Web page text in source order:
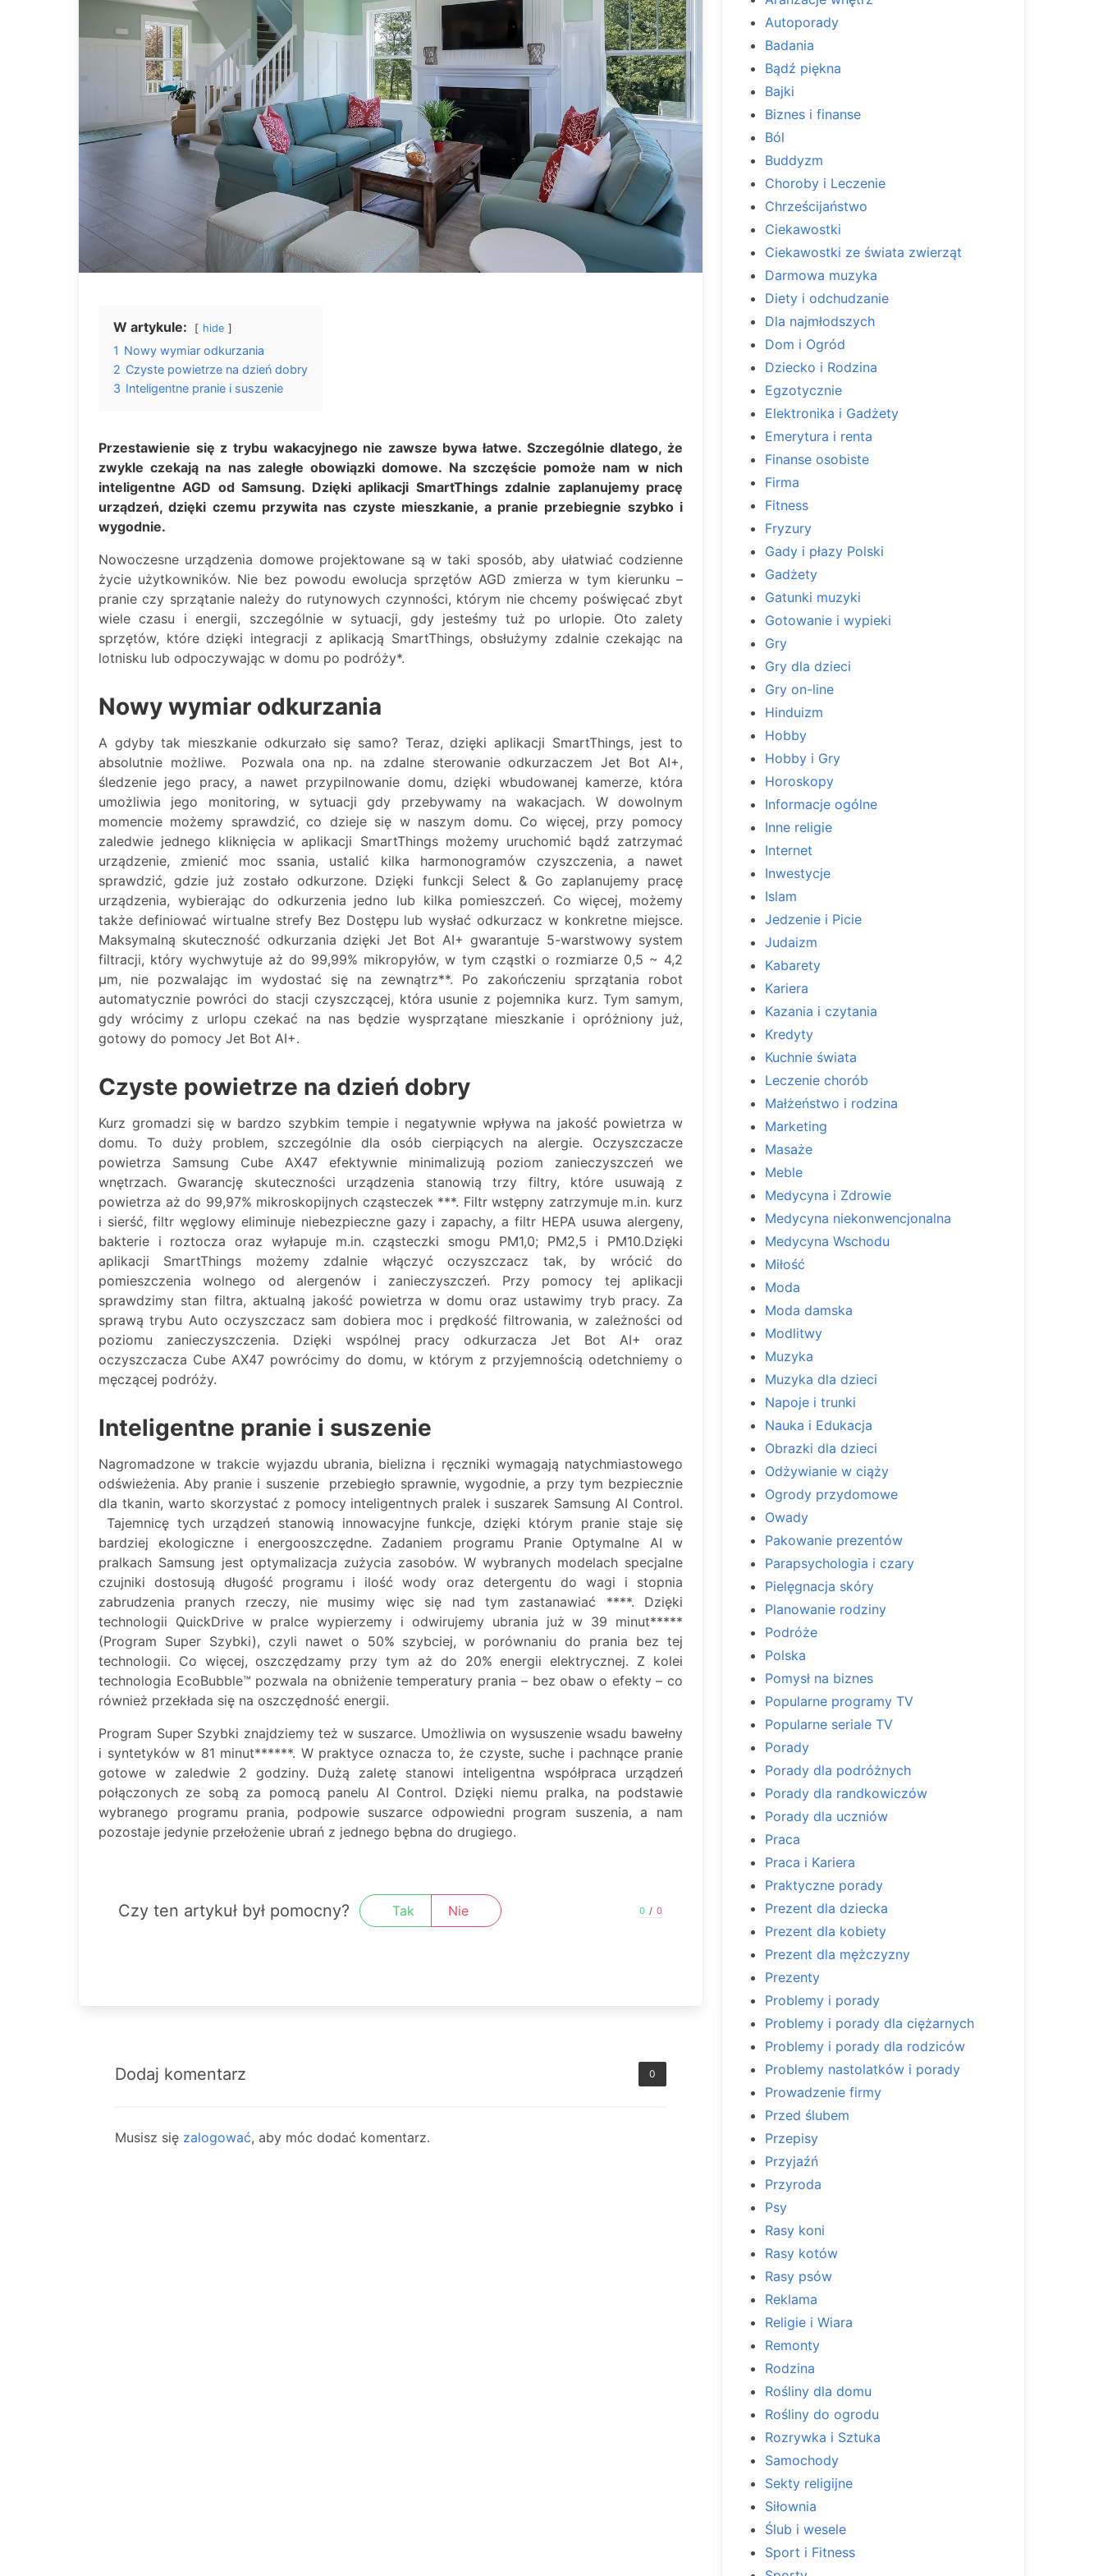
W artykule: hide
1 Nowy wymiar odkurzania
2 Czyste powietrze na dzień dobry
3 Inteligentne pranie i suszenie
Przestawienie się z trybu wakacyjnego nie zawsze bywa łatwe. Szczególnie dlatego, że
zwykle czekają na nas zaległe obowiązki domowe. Na szczęście pomoże nam w nich
inteligentne AGD od Samsung. Dzięki aplikacji SmartThings zdalnie zaplanujemy pracę
urządzeń, dzięki czemu przywita nas czyste mieszkanie, a pranie przebiegnie szybko i
wygodnie.
Nowoczesne urządzenia domowe projektowane są w taki sposób, aby ułatwiać codzienne
życie użytkowników. Nie bez powodu ewolucja sprzętów AGD zmierza w tym kierunku –
pranie czy sprzątanie należy do rutynowych czynności, którym nie chcemy poświęcać zbyt
wiele czasu i energii, szczególnie w sytuacji, gdy jesteśmy tuż po urlopie. Oto zalety
sprzętów, które dzięki integracji z aplikacją SmartThings, obsłużymy zdalnie czekając na
lotnisku lub odpoczywając w domu po podróży*.
Nowy wymiar odkurzania
A gdyby tak mieszkanie odkurzało się samo? Teraz, dzięki aplikacji SmartThings, jest to
absolutnie możliwe. Pozwala ona np. na zdalne sterowanie odkurzaczem Jet Bot AI+,
śledzenie jego pracy, a nawet przypilnowanie domu, dzięki wbudowanej kamerze, która
umożliwia jego monitoring, w sytuacji gdy przebywamy na wakacjach. W dowolnym
momencie możemy sprawdzić, co dzieje się w naszym domu. Co więcej, przy pomocy
zaledwie jednego kliknięcia w aplikacji SmartThings możemy uruchomić bądź zatrzymać
urządzenie, zmienić moc ssania, ustalić kilka harmonogramów czyszczenia, a nawet
sprawdzić, gdzie już zostało odkurzone. Dzięki funkcji Select & Go zaplanujemy pracę
urządzenia, wybierając do odkurzenia jedno lub kilka pomieszczeń. Co więcej, możemy
także definiować wirtualne strefy Bez Dostępu lub wysłać odkurzacz w konkretne miejsce.
Maksymalną skuteczność odkurzania dzięki Jet Bot AI+ gwarantuje 5-warstwowy system
filtracji, który wychwytuje aż do 99,99% mikropyłów, w tym cząstki o rozmiarze 0,5 ~ 4,2
μm, nie pozwalając im wydostać się na zewnątrz**. Po zakończeniu sprzątania robot
automatycznie powróci do stacji czyszczącej, która usunie z pojemnika kurz. Tym samym,
gdy wrócimy z urlopu czekać na nas będzie wysprzątane mieszkanie i opróżniony już,
gotowy do pomocy Jet Bot AI+.
Czyste powietrze na dzień dobry
Kurz gromadzi się w bardzo szybkim tempie i negatywnie wpływa na jakość powietrza w
domu. To duży problem, szczególnie dla osób cierpiących na alergie. Oczyszczacze
powietrza Samsung Cube AX47 efektywnie minimalizują poziom zanieczyszczeń we
wnętrzach. Gwarancję skuteczności urządzenia stanowią trzy filtry, które usuwają z
powietrza aż do 99,97% mikroskopijnych cząsteczek ***. Filtr wstępny zatrzymuje m.in. kurz
i sierść, filtr węglowy eliminuje niebezpieczne gazy i zapachy, a filtr HEPA usuwa alergeny,
bakterie i roztocza oraz wyłapuje m.in. cząsteczki smogu PM1,0; PM2,5 i PM10.Dzięki
aplikacji SmartThings możemy zdalnie włączyć oczyszczacz tak, by wrócić do
pomieszczenia wolnego od alergenów i zanieczyszczeń. Przy pomocy tej aplikacji
sprawdzimy stan filtra, aktualną jakość powietrza w domu oraz ustawimy tryb pracy. Za
sprawą trybu Auto oczyszczacz sam dobiera moc i prędkość filtrowania, w zależności od
poziomu zanieczyszczenia. Dzięki wspólnej pracy odkurzacza Jet Bot AI+ oraz
oczyszczacza Cube AX47 powrócimy do domu, w którym z przyjemnością odetchniemy o
męczącej podróży.
Inteligentne pranie i suszenie
Nagromadzone w trakcie wyjazdu ubrania, bielizna i ręczniki wymagają natychmiastowego
odświeżenia. Aby pranie i suszenie przebiegło sprawnie, wygodnie, a przy tym bezpiecznie
dla tkanin, warto skorzystać z pomocy inteligentnych pralek i suszarek Samsung AI Control.
Tajemnicę tych urządzeń stanowią innowacyjne funkcje, dzięki którym pranie staje się
bardziej ekologiczne i energooszczędne. Zadaniem programu Pranie Optymalne AI w
pralkach Samsung jest optymalizacja zużycia zasobów. W wybranych modelach specjalne
czujniki dostosują długość programu i ilość wody oraz detergentu do wagi i stopnia
zabrudzenia pranych rzeczy, nie musimy więc się nad tym zastanawiać ****. Dzięki
technologii QuickDrive w pralce wypierzemy i odwirujemy ubrania już w 39 minut*****
(Program Super Szybki), czyli nawet o 50% szybciej, w porównaniu do prania bez tej
technologii. Co więcej, oszczędzamy przy tym aż do 20% energii elektrycznej. Z kolei
technologia EcoBubble™ pozwala na obniżenie temperatury prania – bez obaw o efekty – co
również przekłada się na oszczędność energii.
Program Super Szybki znajdziemy też w suszarce. Umożliwia on wysuszenie wsadu bawełny
i syntetyków w 81 minut******. W praktyce oznacza to, że czyste, suche i pachnące pranie
gotowe w zaledwie 2 godziny. Dużą zaletę stanowi inteligentna współpraca urządzeń
połączonych ze sobą za pomocą panelu AI Control. Dzięki niemu pralka, na podstawie
wybranego programu prania, podpowie suszarce odpowiedni program suszenia, a nam
pozostaje jedynie przełożenie ubrań z jednego bębna do drugiego.
Czy ten artykuł był pomocny? Tak Nie 0 / 0
Dodaj komentarz 0
Musisz się zalogować, aby móc dodać komentarz.
Autoporady
Badania
Bądź piękna
Bajki
Biznes i finanse
Ból
Buddyzm
Choroby i Leczenie
Chrześcijaństwo
Ciekawostki
Ciekawostki ze świata zwierząt
Darmowa muzyka
Diety i odchudzanie
Dla najmłodszych
Dom i Ogród
Dziecko i Rodzina
Egzotycznie
Elektronika i Gadżety
Emerytura i renta
Finanse osobiste
Firma
Fitness
Fryzury
Gady i płazy Polski
Gadżety
Gatunki muzyki
Gotowanie i wypieki
Gry
Gry dla dzieci
Gry on-line
Hinduizm
Hobby
Hobby i Gry
Horoskopy
Informacje ogólne
Inne religie
Internet
Inwestycje
Islam
Jedzenie i Picie
Judaizm
Kabarety
Kariera
Kazania i czytania
Kredyty
Kuchnie świata
Leczenie chorób
Małżeństwo i rodzina
Marketing
Masaże
Meble
Medycyna i Zdrowie
Medycyna niekonwencjonalna
Medycyna Wschodu
Miłość
Moda
Moda damska
Modlitwy
Muzyka
Muzyka dla dzieci
Napoje i trunki
Nauka i Edukacja
Obrazki dla dzieci
Odżywianie w ciąży
Ogrody przydomowe
Owady
Pakowanie prezentów
Parapsychologia i czary
Pielęgnacja skóry
Planowanie rodziny
Podróże
Polska
Pomysł na biznes
Popularne programy TV
Popularne seriale TV
Porady
Porady dla podróżnych
Porady dla randkowiczów
Porady dla uczniów
Praca
Praca i Kariera
Praktyczne porady
Prezent dla dziecka
Prezent dla kobiety
Prezent dla mężczyzny
Prezenty
Problemy i porady
Problemy i porady dla ciężarnych
Problemy i porady dla rodziców
Problemy nastolatków i porady
Prowadzenie firmy
Przed ślubem
Przepisy
Przyjaźń
Przyroda
Psy
Rasy koni
Rasy kotów
Rasy psów
Reklama
Religie i Wiara
Remonty
Rodzina
Rośliny dla domu
Rośliny do ogrodu
Rozrywka i Sztuka
Samochody
Sekty religijne
Siłownia
Ślub i wesele
Sport i Fitness